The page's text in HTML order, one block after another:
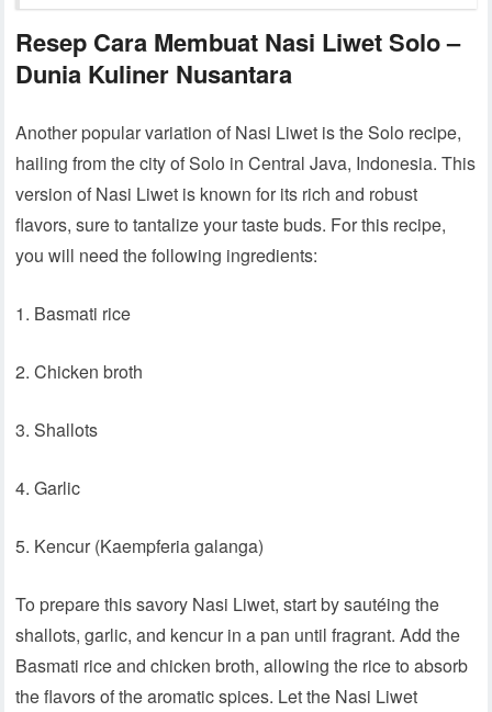
Resep Cara Membuat Nasi Liwet Solo –
Dunia Kuliner Nusantara
Another popular variation of Nasi Liwet is the Solo recipe,
hailing from the city of Solo in Central Java, Indonesia. This
version of Nasi Liwet is known for its rich and robust
flavors, sure to tantalize your taste buds. For this recipe,
you will need the following ingredients:
1. Basmati rice
2. Chicken broth
3. Shallots
4. Garlic
5. Kencur (Kaempferia galanga)
To prepare this savory Nasi Liwet, start by sautéing the
shallots, garlic, and kencur in a pan until fragrant. Add the
Basmati rice and chicken broth, allowing the rice to absorb
the flavors of the aromatic spices. Let the Nasi Liwet